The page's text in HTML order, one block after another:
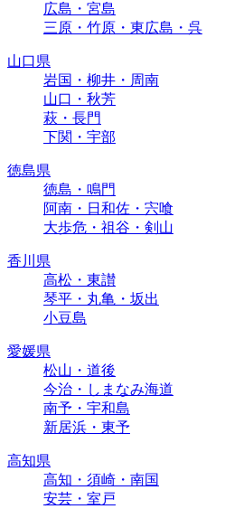
広島・宮島
三原・竹原・東広島・呉
山口県
岩国・柳井・周南
山口・秋芳
萩・長門
下関・宇部
徳島県
徳島・鳴門
阿南・日和佐・宍喰
大歩危・祖谷・剣山
香川県
高松・東讃
琴平・丸亀・坂出
小豆島
愛媛県
松山・道後
今治・しまなみ海道
南予・宇和島
新居浜・東予
高知県
高知・須崎・南国
安芸・室戸